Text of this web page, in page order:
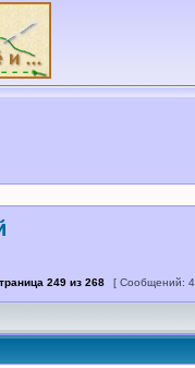
249 из 268 [ Сообщений: